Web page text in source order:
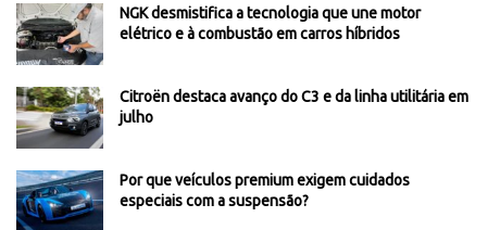
NGK desmistifica a tecnologia que une motor
elétrico e à combustão em carros híbridos
Citroën destaca avanço do C3 e da linha utilitária em
julho
Por que veículos premium exigem cuidados
especiais com a suspensão?